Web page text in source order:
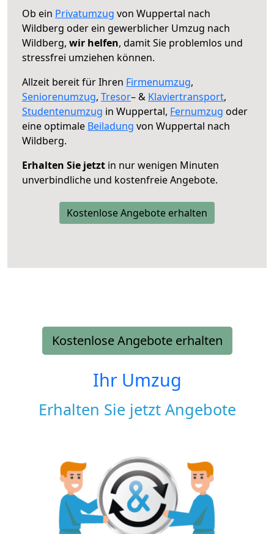
Ob ein Privatumzug von Wuppertal nach
Wildberg oder ein gewerblicher Umzug nach
Wildberg, wir helfen, damit Sie problemlos und
stressfrei umziehen können.
Allzeit bereit für Ihren Firmenumzug,
Seniorenumzug, Tresor– & Klaviertransport,
Studentenumzug in Wuppertal, Fernumzug oder
eine optimale Beiladung von Wuppertal nach
Wildberg.
Erhalten Sie jetzt in nur wenigen Minuten
unverbindliche und kostenfreie Angebote.
Kostenlose Angebote erhalten
Kostenlose Angebote erhalten
Ihr Umzug
Erhalten Sie jetzt Angebote